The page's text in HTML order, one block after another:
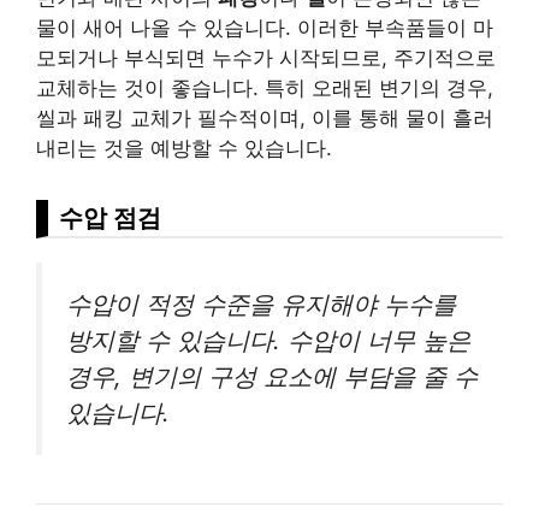
물이 새어 나올 수 있습니다. 이러한 부속품들이 마
모되거나 부식되면 누수가 시작되므로, 주기적으로
교체하는 것이 좋습니다. 특히 오래된 변기의 경우,
씰과 패킹 교체가 필수적이며, 이를 통해 물이 흘러
내리는 것을 예방할 수 있습니다.
수압 점검
수압이 적정 수준을 유지해야 누수를
방지할 수 있습니다. 수압이 너무 높은
경우, 변기의 구성 요소에 부담을 줄 수
있습니다.